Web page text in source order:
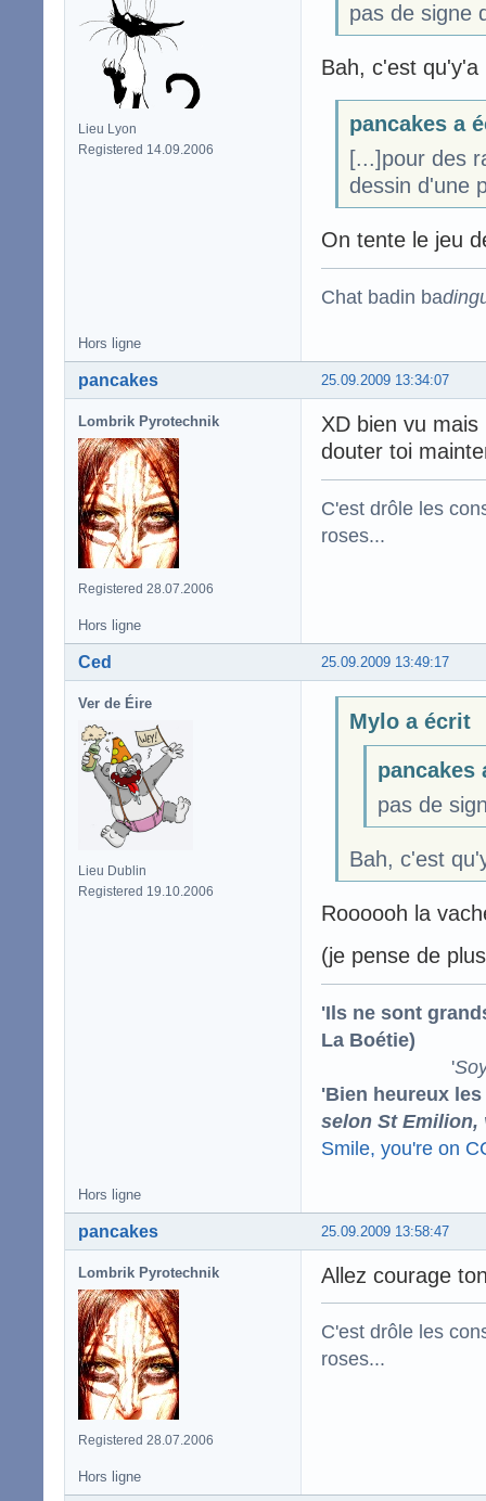
Lieu Lyon
Registered 14.09.2006
pas de signe
Bah, c'est qu'y'a
pancakes a
[...]pour des
dessin d'une
On tente le jeu
Chat badin ba
Hors ligne
25.09.2009 13:34:07
pancakes
Lombrik Pyrotechnik
Registered 28.07.2006
XD bien vu
douter toi
C'est drôle les
roses...
Hors ligne
25.09.2009 13:49:17
Ced
Ver de Éire
Lieu Dublin
Registered 19.10.2006
Mylo a écrit
pancakes
pas de
Bah, c'est
Roooooh la
(je pense de
'Ils ne sont
La Boétie)
'
'Bien heureux
selon St Emilion,
Smile, you're on
Hors ligne
25.09.2009 13:58:47
pancakes
Lombrik Pyrotechnik
Registered 28.07.2006
Allez courage
C'est drôle les
roses...
Hors ligne